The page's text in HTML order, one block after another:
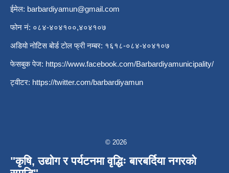
ईमेल: barbardiyamun@gmail.com
फोन नं: ०८४-४०४१००,४०४१०७
अडियो नोटिस बोर्ड टोल फ्री नम्बर: १६१८-०८४-४०४१०७
फेसबुक पेज: https://www.facebook.com/Barbardiyamunicipality/
ट्वीटर: https://twitter.com/barbardiyamun
© 2026
"कृषि, उद्योग र पर्यटनमा वृद्धिः बारबर्दिया नगरको